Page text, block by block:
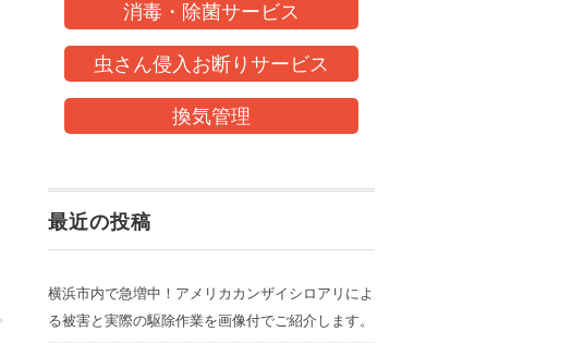
消毒・除菌サービス
虫さん侵入お断りサービス
換気管理
最近の投稿
横浜市内で急増中！アメリカカンザイシロアリによ
る被害と実際の駆除作業を画像付でご紹介します。